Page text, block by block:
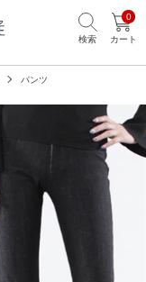
検索
0
カート
パンツ